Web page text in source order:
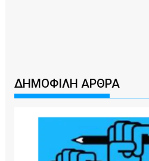
ΔΗΜΟΦΙΛΗ ΑΡΘΡΑ